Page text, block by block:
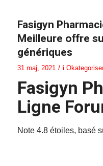
Fasigyn
Meilleure offre
génériques
31 maj, 2021 / i
Fasigyn
Ligne
Note 4.8étoiles, basé